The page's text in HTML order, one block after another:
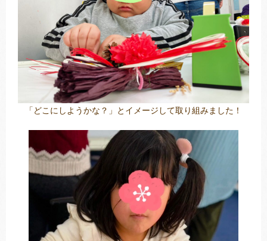
「どこにしようかな？」とイメージして取り組みました！